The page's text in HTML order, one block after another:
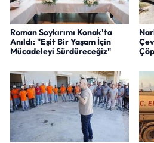
Roman Soykırımı Konak'ta
Anıldı: "Eşit Bir Yaşam İçin
Mücadeleyi Sürdüreceğiz"